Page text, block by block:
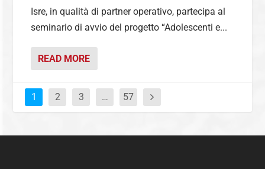
Isre, in qualità di partner operativo, partecipa al
seminario di avvio del progetto “Adolescenti e...
READ MORE
1 2 3 … 57